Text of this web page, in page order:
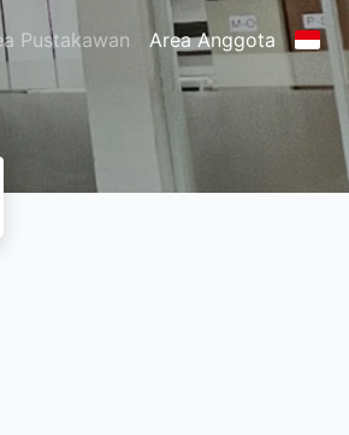
Pustakawan Area Anggota